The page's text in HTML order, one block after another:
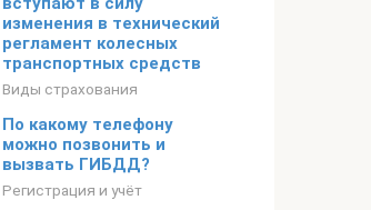
изменения в технический
регламент колесных
транспортных средств
Виды страхования
По какому телефону
можно позвонить и
вызвать ГИБДД?
Регистрация и учёт